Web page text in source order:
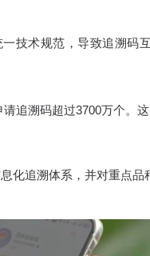
技术规范，导致追溯码
追溯码超过3700万个。
化追溯体系，并对重点品